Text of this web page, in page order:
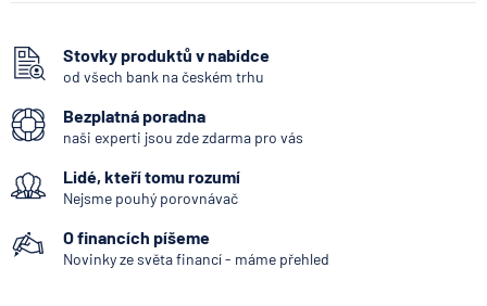
7.8.2026
Stovky produktů v nabídce
od všech bank na českém trhu
Bezplatná poradna
naši experti jsou zde zdarma pro vás
Lidé, kteří tomu rozumí
Nejsme pouhý porovnávač
O financích píšeme
Novinky ze světa financí - máme přehled